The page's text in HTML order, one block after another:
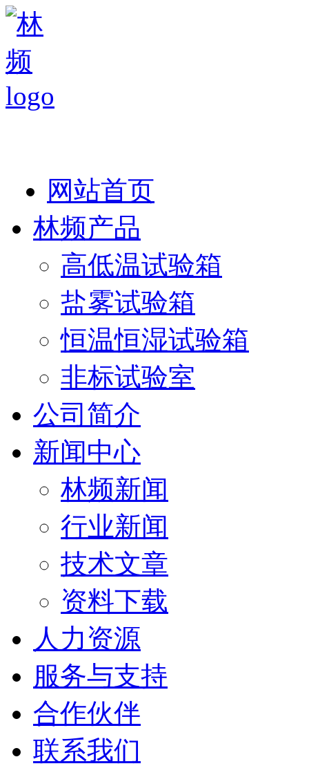
网站首页
林频产品
高低温试验箱
盐雾试验箱
恒温恒湿试验箱
非标试验室
公司简介
新闻中心
林频新闻
行业新闻
技术文章
资料下载
人力资源
服务与支持
合作伙伴
联系我们